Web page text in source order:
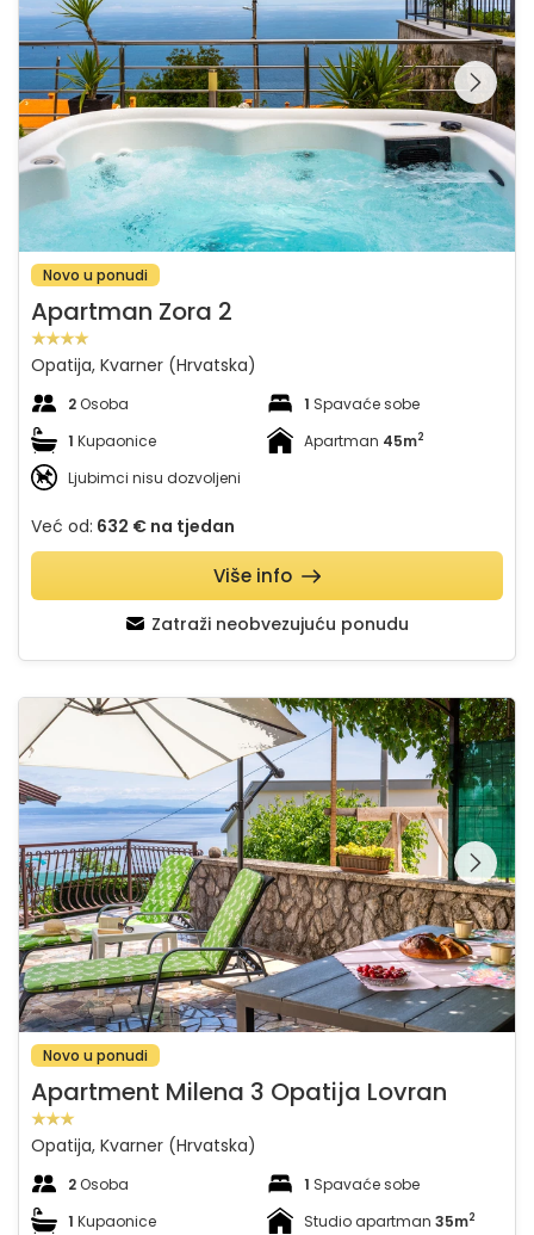
Pregledajte cijelu
galeriju na
Novo u ponudi
Apartman Zora 2
Opatija, Kvarner (Hrvatska)
2Osoba 1 Spavaće sobe
1 Kupaonice Apartman 45m2
Ljubimci nisu dozvoljeni
Već od: 632 € na tjedan
Zatraži neobvezujuću ponudu
Više info
Apartment Milena 3 Opatija Lovran
Pregledajte cijelu
galeriju na
Novo u ponudi
Apartment Milena 3 Opatija Lovran
Opatija, Kvarner (Hrvatska)
2Osoba 1 Spavaće sobe
1 Kupaonice Studio apartman 35m2